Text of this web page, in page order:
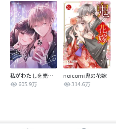
私がわたしを売る理由
605.9万
noicomi鬼の花嫁
314.6万